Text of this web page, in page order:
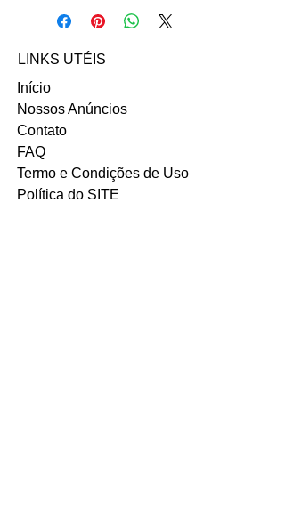
Ana Luíza Batista de Brito Nunes
ou no contato abaixo:
Email: ana_8p@live.com
LINKS UTÉIS
Início
Nossos Anúncios
Contato
FAQ
Termo e Condições de Uso
Política do SITE